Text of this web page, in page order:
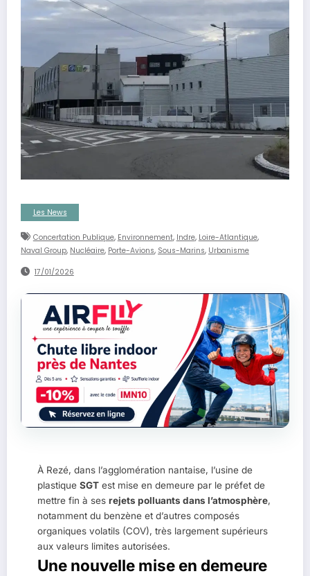
Les News
Concertation Publique, Environnement, Indre, Loire-Atlantique,
Naval Group, Nucléaire, Porte-Avions, Sous-Marins, Urbanisme
17/01/2026
À Rezé, dans l’agglomération nantaise, l’usine de
plastique SGT est mise en demeure par le préfet de
mettre fin à ses rejets polluants dans l’atmosphère,
notamment du benzène et d’autres composés
organiques volatils (COV), très largement supérieurs
aux valeurs limites autorisées.
Une nouvelle mise en demeure